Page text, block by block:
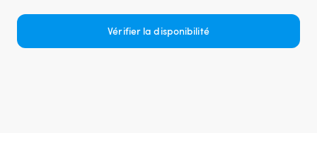
Vérifier la disponibilité